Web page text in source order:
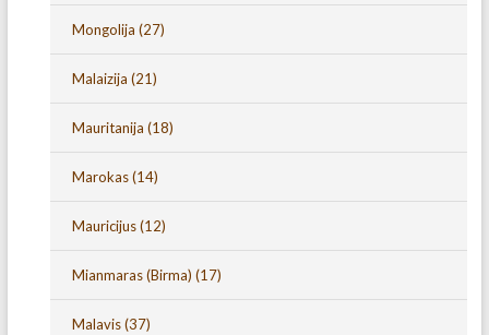
Mongolija (27)
Malaizija (21)
Mauritanija (18)
Marokas(14)
Mauricijus(12)
Mianmaras (Birma) (17)
Malavis(37)